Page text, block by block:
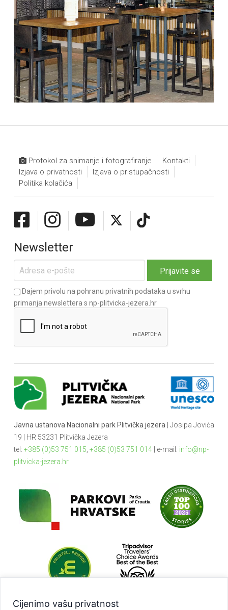
Cijenimo vašu privatnost
Protokol za snimanje i fotografiranje
Kontakti
Izjava o privatnosti
Izjava o pristupačnosti
Politika kolačića
Newsletter
Dajem privolu na pohranu privatnih podataka u svrhu
primanja newslettera s np-plitvicka-jezera.hr
Javna ustanova Nacionalni park Plitvička jezera| Josipa Jovića
19 | HR 53231 Plitvička Jezera
tel: +385 (0)53 751 015, +385 (0)53 751 014| e-mail: info@np-
plitvicka-jezera.hr